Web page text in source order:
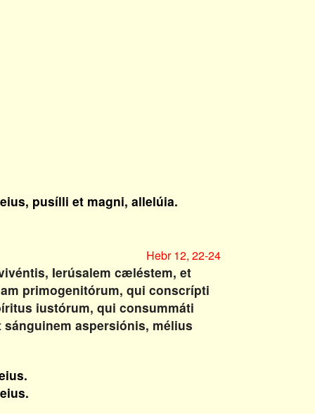
pusílli et magni, allelúia.
Hebr 12, 22-24
Ierúsalem cæléstem, et
primogenitórum, qui conscrípti
iustórum, qui consummáti
aspersiónis, mélius